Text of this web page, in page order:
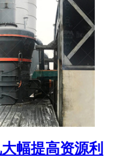
幅提高资源利